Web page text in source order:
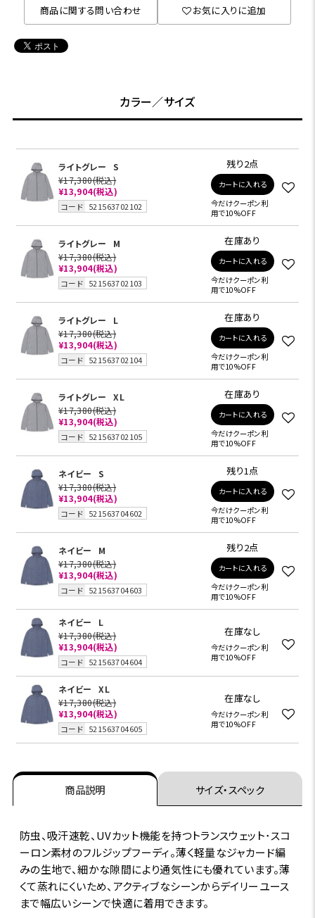
商品に関する問い合わせ お気に入りに追加
カラー／サイズ
ライトグレー
S
¥17,380(税込)
¥13,904(税込)
コード 521563702102
残り2点
カートに入れる
今だけクーポン利
用で10%OFF
ライトグレー
M
¥17,380(税込)
¥13,904(税込)
コード 521563702103
在庫あり
カートに入れる
今だけクーポン利
用で10%OFF
ライトグレー
L
¥17,380(税込)
¥13,904(税込)
コード 521563702104
在庫あり
カートに入れる
今だけクーポン利
用で10%OFF
ライトグレー
XL
¥17,380(税込)
¥13,904(税込)
コード 521563702105
在庫あり
カートに入れる
今だけクーポン利
用で10%OFF
ネイビー
S
¥17,380(税込)
¥13,904(税込)
コード 521563704602
残り1点
カートに入れる
今だけクーポン利
用で10%OFF
ネイビー
M
¥17,380(税込)
¥13,904(税込)
コード 521563704603
残り2点
カートに入れる
今だけクーポン利
用で10%OFF
ネイビー
L
¥17,380(税込)
¥13,904(税込)
コード 521563704604
在庫なし
今だけクーポン利
用で10%OFF
ネイビー
XL
¥17,380(税込)
¥13,904(税込)
コード 521563704605
在庫なし
今だけクーポン利
用で10%OFF
商品説明 サイズ・スペック
防虫、吸汗速乾、UVカット機能を持つトランスウェット･スコ
ーロン素材のフルジップフーディ。薄く軽量なジャカード編
みの生地で、細かな隙間により通気性にも優れています。薄
くて蒸れにくいため、アクティブなシーンからデイリーユース
まで幅広いシーンで快適に着用できます。